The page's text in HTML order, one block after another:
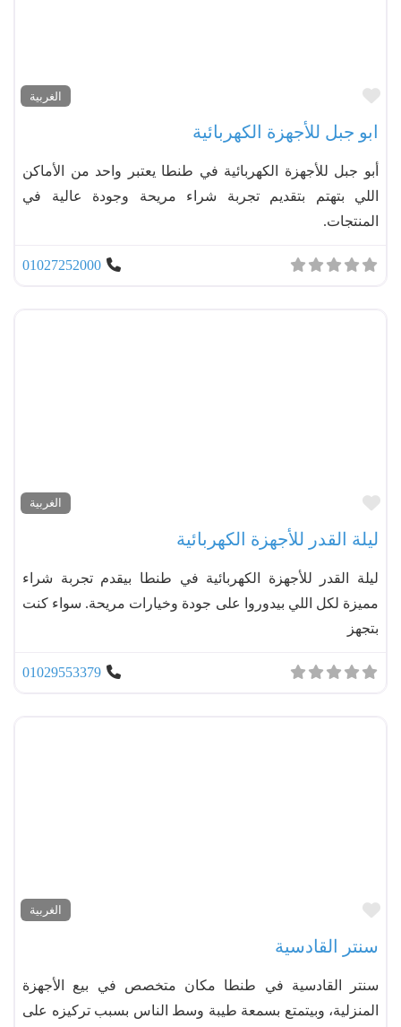
الغربية
مفضل
ابو جبل للأجهزة الكهربائية
أبو جبل للأجهزة الكهربائية في طنطا يعتبر واحد من الأماكن
اللي بتهتم بتقديم تجربة شراء مريحة وجودة عالية في
المنتجات.
01027252000
الغربية
مفضل
ليلة القدر للأجهزة الكهربائية
ليلة القدر للأجهزة الكهربائية في طنطا بيقدم تجربة شراء
مميزة لكل اللي بيدوروا على جودة وخيارات مريحة. سواء كنت
بتجهز
01029553379
الغربية
مفضل
سنتر القادسية
سنتر القادسية في طنطا مكان متخصص في بيع الأجهزة
المنزلية، وبيتمتع بسمعة طيبة وسط الناس بسبب تركيزه على